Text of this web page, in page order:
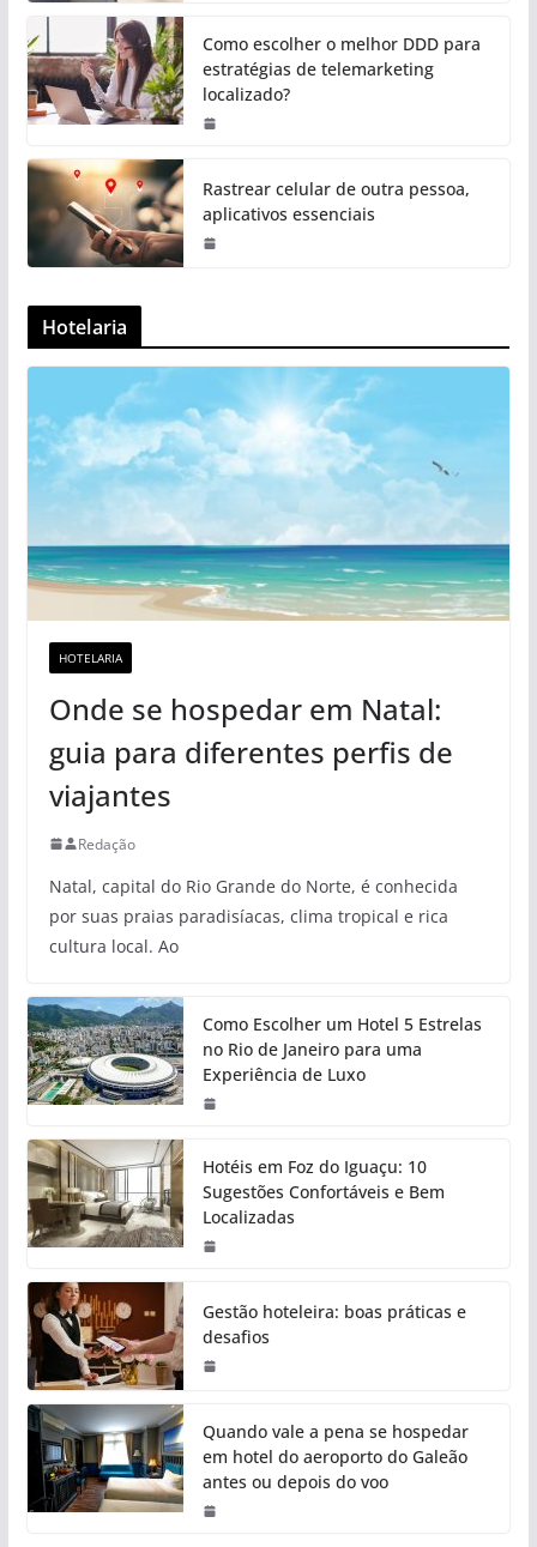
Como escolher o melhor DDD para
estratégias de telemarketing
localizado?
Rastrear celular de outra pessoa,
aplicativos essenciais
Hotelaria
HOTELARIA
Onde se hospedar em Natal:
guia para diferentes perfis de
viajantes
Redação
Natal, capital do Rio Grande do Norte, é conhecida
por suas praias paradisíacas, clima tropical e rica
cultura local. Ao
Como Escolher um Hotel 5 Estrelas
no Rio de Janeiro para uma
Experiência de Luxo
Hotéis em Foz do Iguaçu: 10
Sugestões Confortáveis e Bem
Localizadas
Gestão hoteleira: boas práticas e
desafios
Quando vale a pena se hospedar
em hotel do aeroporto do Galeão
antes ou depois do voo